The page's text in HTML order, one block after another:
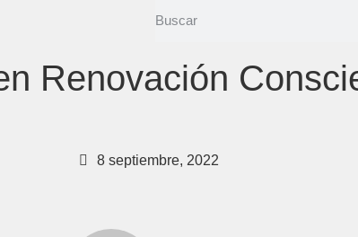
Renovación
8 septiembre, 2022